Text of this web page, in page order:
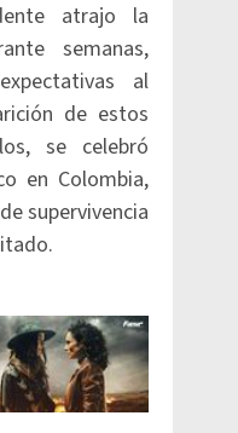
atrajo la
semanas,
al
de estos
se celebró
en Colombia,
supervivencia